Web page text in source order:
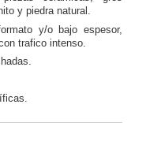
y piedra natural.
y/o bajo espesor,
trafico intenso.